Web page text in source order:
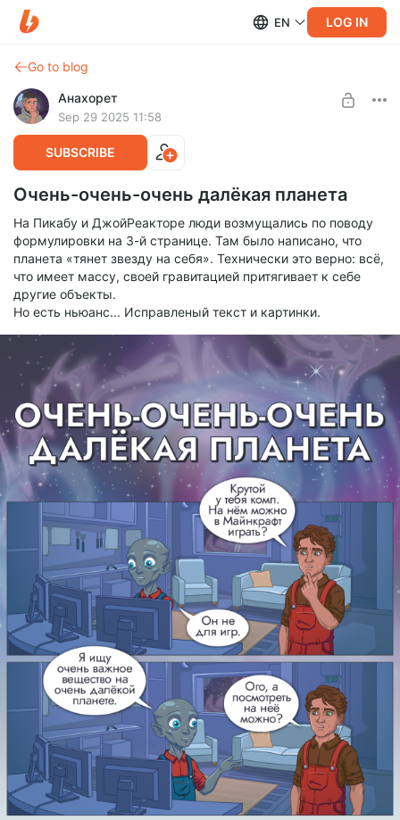
EN LOG IN
Go to blog
Анахорет
Sep 29 2025 11:58
SUBSCRIBE
Очень-очень-очень далёкая планета
На Пикабу и ДжойРеакторе люди возмущались по поводу
формулировки на 3-й странице. Там было написано, что
планета «тянет звезду на себя». Технически это верно: всё,
что имеет массу, своей гравитацией притягивает к себе
другие объекты.
Но есть ньюанс... Исправленый текст и картинки.